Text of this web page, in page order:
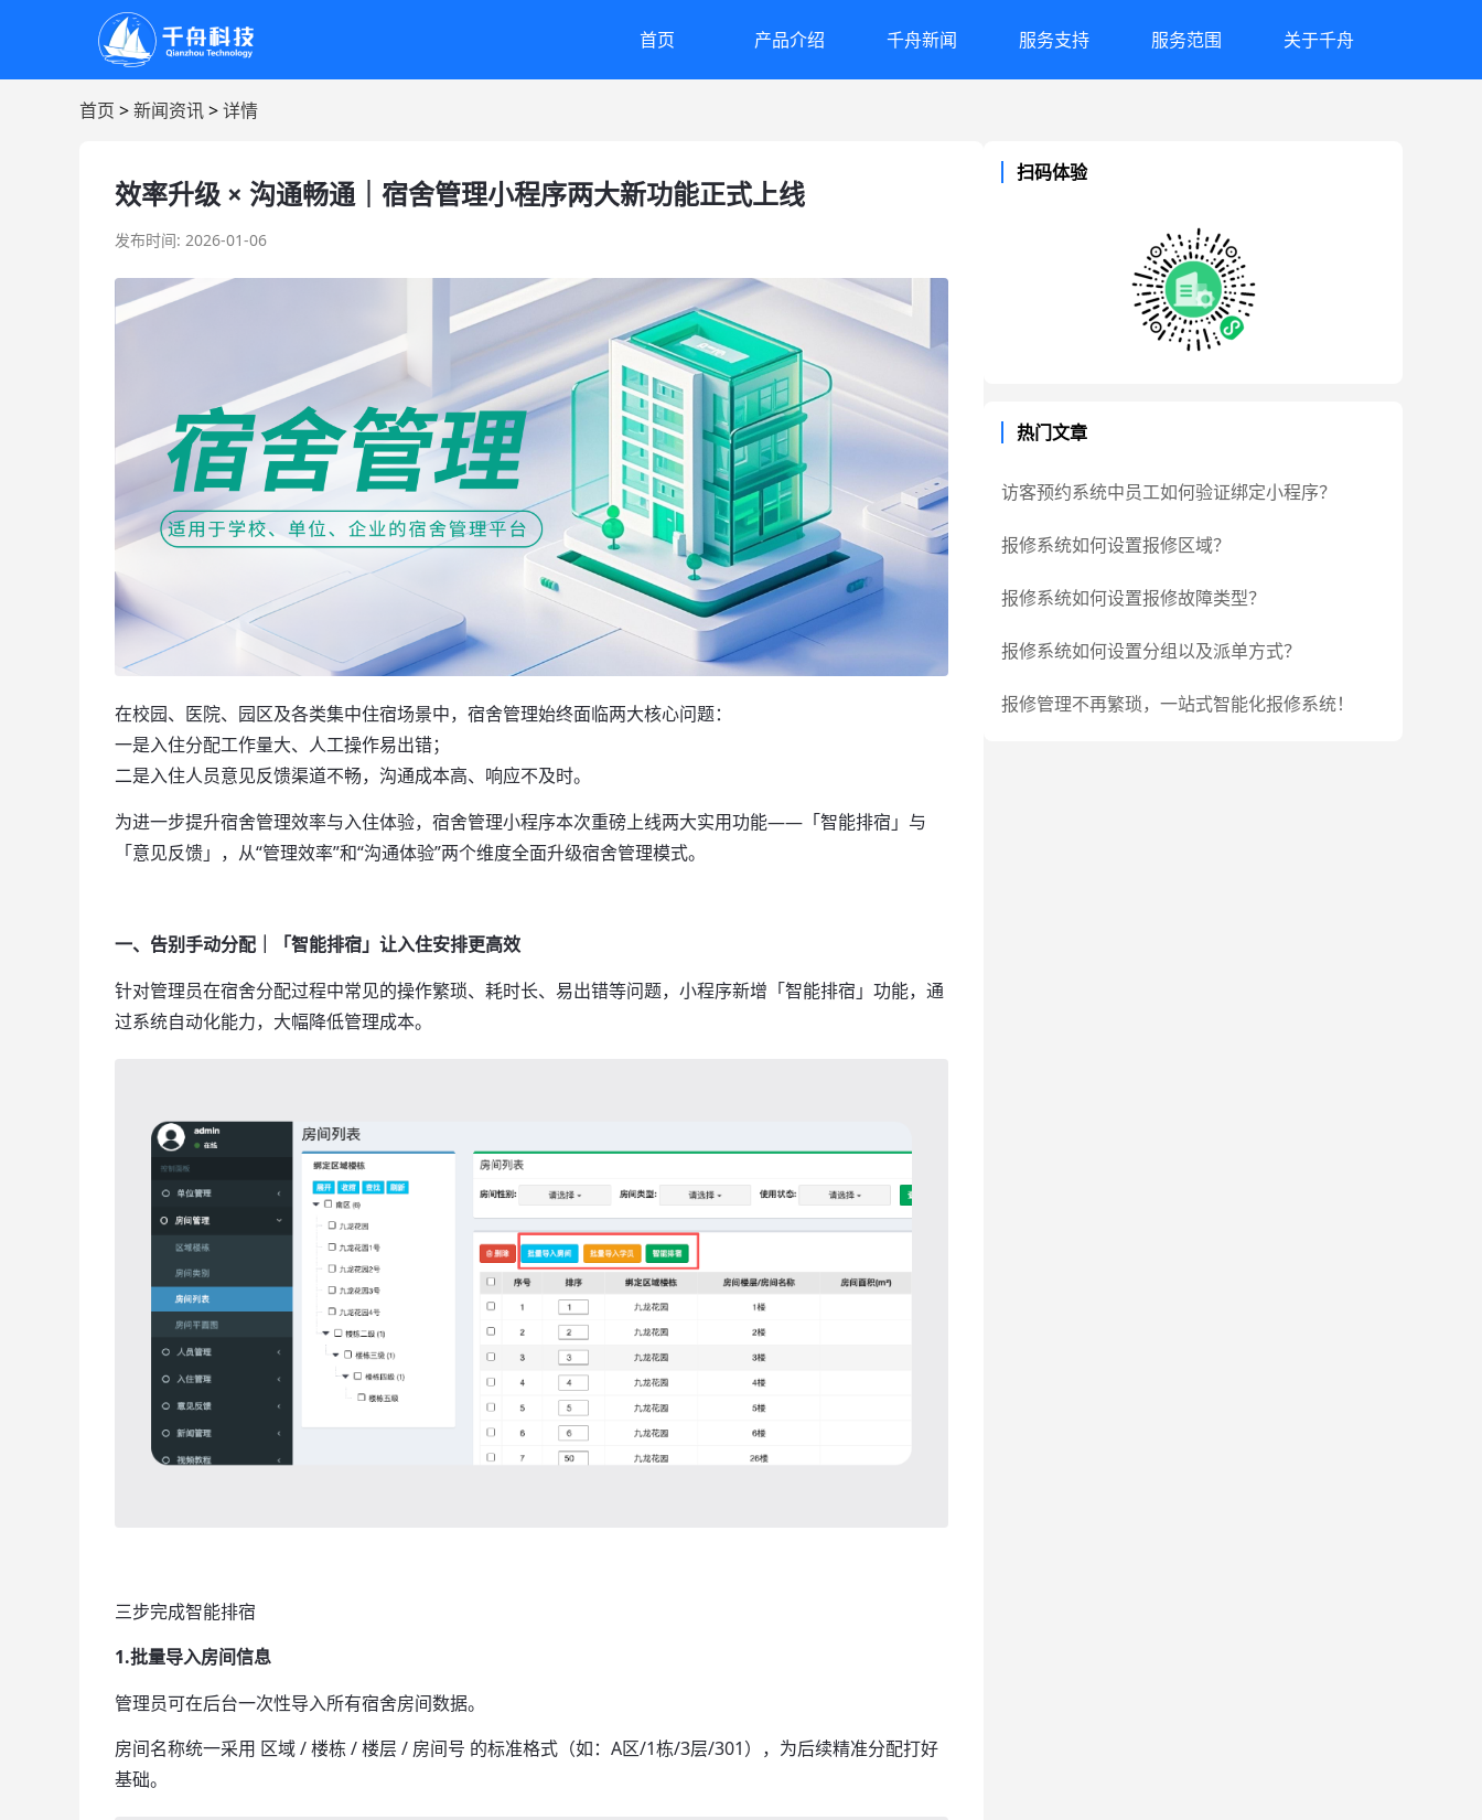
首页 产品介绍 千舟新闻 服务支持 服务范围 关于千舟
首页 >新闻资讯>详情
效率升级 × 沟通畅通｜宿舍管理小程序两大新功能正式上线
发布时间: 2026-01-06
在校园、医院、园区及各类集中住宿场景中，宿舍管理始终面临两大核心问题：
一是入住分配工作量大、人工操作易出错；
二是入住人员意见反馈渠道不畅，沟通成本高、响应不及时。
为进一步提升宿舍管理效率与入住体验，宿舍管理小程序本次重磅上线两大实用功能——「智能排宿」与
「意见反馈」，从“管理效率”和“沟通体验”两个维度全面升级宿舍管理模式。
一、告别手动分配｜「智能排宿」让入住安排更高效
针对管理员在宿舍分配过程中常见的操作繁琐、耗时长、易出错等问题，小程序新增「智能排宿」功能，通
过系统自动化能力，大幅降低管理成本。
三步完成智能排宿
1.批量导入房间信息
管理员可在后台一次性导入所有宿舍房间数据。
房间名称统一采用 区域 / 楼栋 / 楼层 / 房间号 的标准格式（如：A区/1栋/3层/301），为后续精准分配打好
基础。
扫码体验
热门文章
访客预约系统中员工如何验证绑定小程序？
报修系统如何设置报修区域？
报修系统如何设置报修故障类型？
报修系统如何设置分组以及派单方式？
报修管理不再繁琐，一站式智能化报修系统！